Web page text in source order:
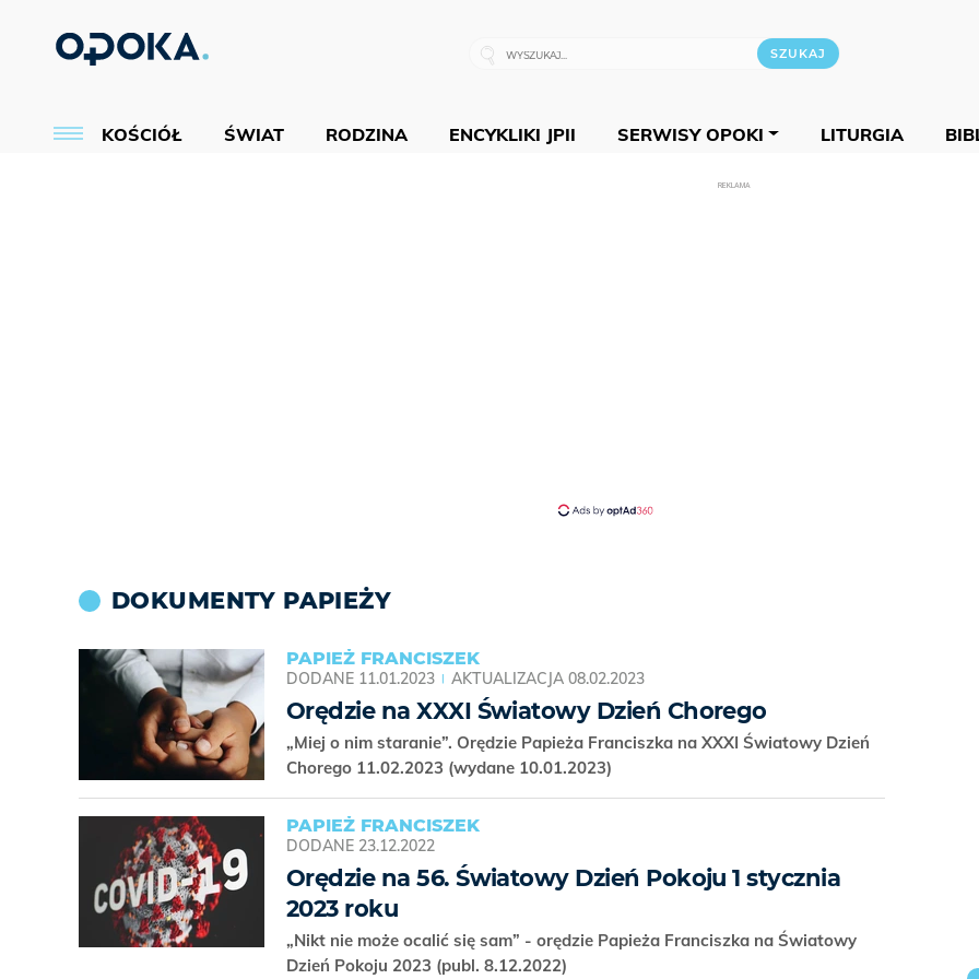
KOŚCIÓŁ ŚWIAT RODZINA ENCYKLIKI JPII SERWISY OPOKI LITURGIA
REKLAMA
DOKUMENTY PAPIEŻY
PAPIEŻ FRANCISZEK
DODANE 11.01.2023 AKTUALIZACJA 08.02.2023
Orędzie na XXXI Światowy Dzień Chorego
„Miej o nim staranie”. Orędzie Papieża Franciszka na XXXI Światowy Dzień
Chorego 11.02.2023 (wydane 10.01.2023)
PAPIEŻ FRANCISZEK
DODANE 23.12.2022
Orędzie na 56. Światowy Dzień Pokoju 1 stycznia
2023 roku
„Nikt nie może ocalić się sam” - orędzie Papieża Franciszka na Światowy
Dzień Pokoju 2023 (publ. 8.12.2022)